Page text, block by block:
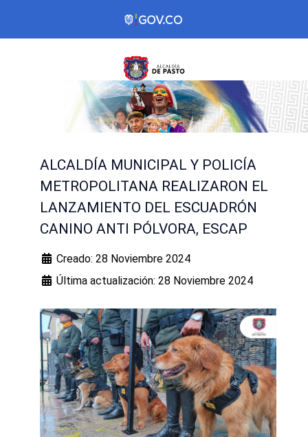
ALCALDÍA MUNICIPAL Y POLICÍA
METROPOLITANA REALIZARON EL
LANZAMIENTO DEL ESCUADRÓN
CANINO ANTI PÓLVORA, ESCAP
Creado: 28 Noviembre 2024
Última actualización: 28 Noviembre 2024